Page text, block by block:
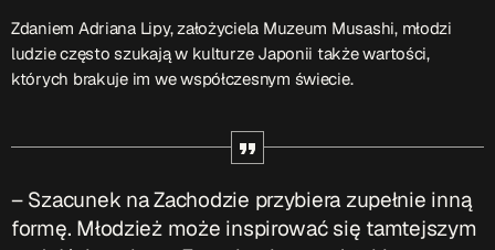
Upcoming shows
Gość Dnia
10:00 - 10:05
Zdaniem Adriana Lipy, założyciela Muzeum Musashi, młodzi
ludzie często szukają w kulturze Japonii także wartości,
których brakuje im we współczesnym świecie.
– Szacunek na Zachodzie przybiera zupełnie inną
formę. Młodzież może inspirować się tamtejszym